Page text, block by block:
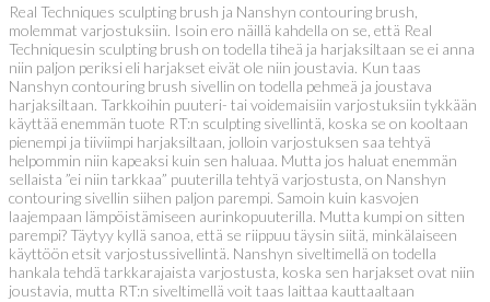
Real Techniques sculpting brush ja Nanshyn contouring brush,
molemmat varjostuksiin. Isoin ero näillä kahdella on se, että Real
Techniquesin sculpting brush on todella tiheä ja harjaksiltaan se ei anna
niin paljon periksi eli harjakset eivät ole niin joustavia. Kun taas
Nanshyn contouring brush sivellin on todella pehmeä ja joustava
harjaksiltaan. Tarkkoihin puuteri- tai voidemaisiin varjostuksiin tykkään
käyttää enemmän tuote RT:n sculpting sivellintä, koska se on kooltaan
pienempi ja tiiviimpi harjaksiltaan, jolloin varjostuksen saa tehtyä
helpommin niin kapeaksi kuin sen haluaa. Mutta jos haluat enemmän
sellaista ”ei niin tarkkaa” puuterilla tehtyä varjostusta, on Nanshyn
contouring sivellin siihen paljon parempi. Samoin kuin kasvojen
laajempaan lämpöistämiseen aurinkopuuterilla. Mutta kumpi on sitten
parempi? Täytyy kyllä sanoa, että se riippuu täysin siitä, minkälaiseen
käyttöön etsit varjostussivellintä. Nanshyn siveltimellä on todella
hankala tehdä tarkkarajaista varjostusta, koska sen harjakset ovat niin
joustavia, mutta RT:n siveltimellä voit taas laittaa kauttaaltaan